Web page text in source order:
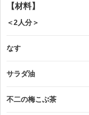
【材料】
＜2人分＞
なす
サラダ油
不二の梅こぶ茶